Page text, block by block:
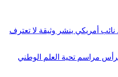
أمريكي ينشر وثيقة لا تعترف
مراسم تحية العلم الوطني